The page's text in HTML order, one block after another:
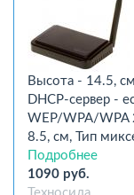
Высота - 14.5,
DHCP-сервер -
WEP/WPA/WPA
8.5, см, Тип
Подробнее
1090 руб.